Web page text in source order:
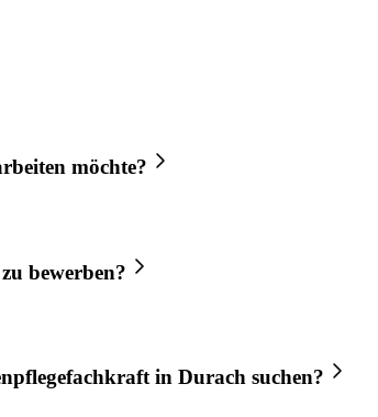
möchte?
zu bewerben?
in Durach suchen?